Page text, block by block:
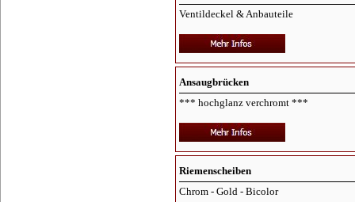
Ventildeckel & Anbauteile
Ansaugbrücken
*** hochglanz verchromt ***
Riemenscheiben
Chrom - Gold - Bicolor